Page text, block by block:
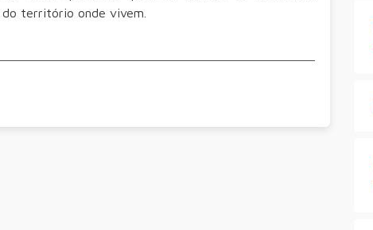
território onde vivem.